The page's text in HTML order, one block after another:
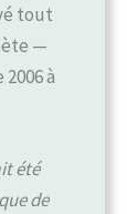
tout
—
à
été
de